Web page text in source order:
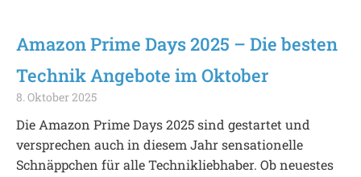
Amazon Prime Days 2025 – Die besten
Technik Angebote im Oktober
8. Oktober 2025
Die Amazon Prime Days 2025 sind gestartet und
versprechen auch in diesem Jahr sensationelle
Schnäppchen für alle Technikliebhaber. Ob neuestes